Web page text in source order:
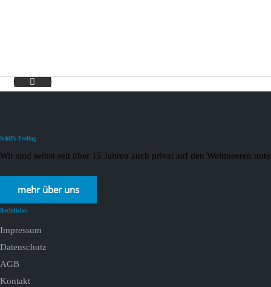
aida-slider
Schiffs-Feeling
Wir sind selbst seit über 15 Jahren auch privat auf den Weltmeeren
mehr über uns
Rechtliches
Impressum
Datenschutz
AGB
Kontakt